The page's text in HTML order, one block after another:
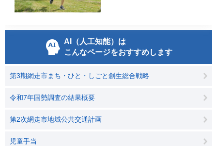
AI（人工知能）は
こんなページをおすすめします
第3期網走市まち・ひと・しごと創生総合戦略
令和7年国勢調査の結果概要
第2次網走市地域公共交通計画
児童手当